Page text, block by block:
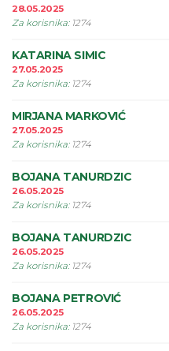
28.05.2025
Za korisnika: 1274
KATARINA SIMIC
27.05.2025
Za korisnika: 1274
MIRJANA MARKOVIĆ
27.05.2025
Za korisnika: 1274
BOJANA TANURDZIC
26.05.2025
Za korisnika: 1274
BOJANA TANURDZIC
26.05.2025
Za korisnika: 1274
BOJANA PETROVIĆ
26.05.2025
Za korisnika: 1274